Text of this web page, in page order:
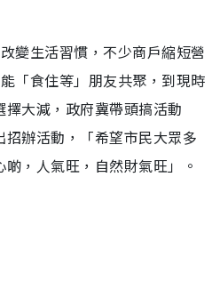
變生活習慣，不少商戶縮短營
「食住等」朋友共聚，到現時
大減，政府冀帶頭搞活動
招辦活動，「希望市民大眾多
，人氣旺，自然財氣旺」。